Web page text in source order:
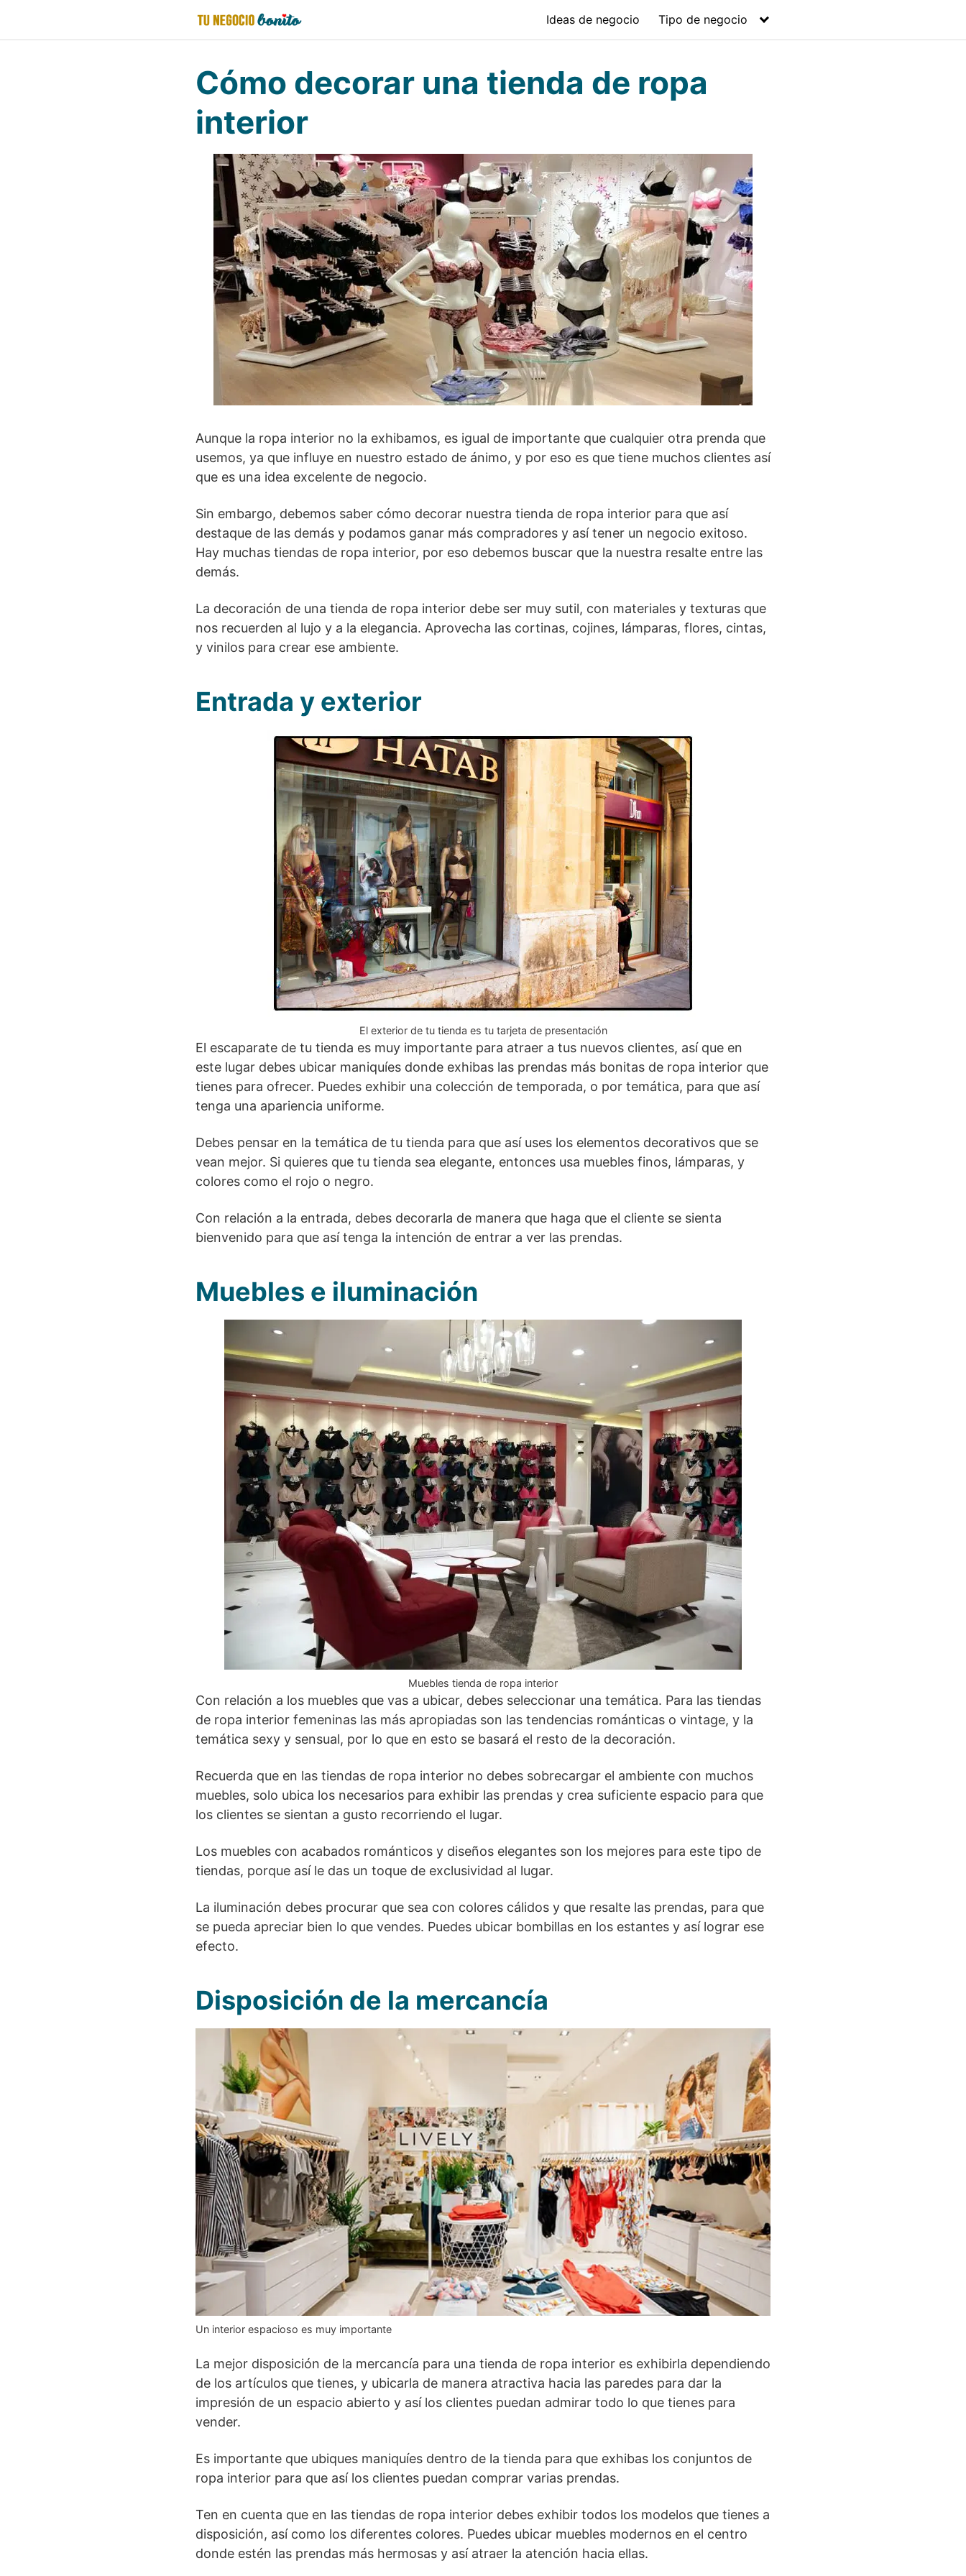
contenido
Ideas de negocio Tipo de negocio
Cómo decorar una tienda de ropa
interior
Aunque la ropa interior no la exhibamos, es igual de importante que cualquier otra prenda que
usemos, ya que influye en nuestro estado de ánimo, y por eso es que tiene muchos clientes así
que es una idea excelente de negocio.
Sin embargo, debemos saber cómo decorar nuestra tienda de ropa interior para que así
destaque de las demás y podamos ganar más compradores y así tener un negocio exitoso.
Hay muchas tiendas de ropa interior, por eso debemos buscar que la nuestra resalte entre las
demás.
La decoración de una tienda de ropa interior debe ser muy sutil, con materiales y texturas que
nos recuerden al lujo y a la elegancia. Aprovecha las cortinas, cojines, lámparas, flores, cintas,
y vinilos para crear ese ambiente.
Entrada y exterior
El exterior de tu tienda es tu tarjeta de presentación
El escaparate de tu tienda es muy importante para atraer a tus nuevos clientes, así que en
este lugar debes ubicar maniquíes donde exhibas las prendas más bonitas de ropa interior que
tienes para ofrecer. Puedes exhibir una colección de temporada, o por temática, para que así
tenga una apariencia uniforme.
Debes pensar en la temática de tu tienda para que así uses los elementos decorativos que se
vean mejor. Si quieres que tu tienda sea elegante, entonces usa muebles finos, lámparas, y
colores como el rojo o negro.
Con relación a la entrada, debes decorarla de manera que haga que el cliente se sienta
bienvenido para que así tenga la intención de entrar a ver las prendas.
Muebles e iluminación
Muebles tienda de ropa interior
Con relación a los muebles que vas a ubicar, debes seleccionar una temática. Para las tiendas
de ropa interior femeninas las más apropiadas son las tendencias románticas o vintage, y la
temática sexy y sensual, por lo que en esto se basará el resto de la decoración.
Recuerda que en las tiendas de ropa interior no debes sobrecargar el ambiente con muchos
muebles, solo ubica los necesarios para exhibir las prendas y crea suficiente espacio para que
los clientes se sientan a gusto recorriendo el lugar.
Los muebles con acabados románticos y diseños elegantes son los mejores para este tipo de
tiendas, porque así le das un toque de exclusividad al lugar.
La iluminación debes procurar que sea con colores cálidos y que resalte las prendas, para que
se pueda apreciar bien lo que vendes. Puedes ubicar bombillas en los estantes y así lograr ese
efecto.
Disposición de la mercancía
Un interior espacioso es muy importante
La mejor disposición de la mercancía para una tienda de ropa interior es exhibirla dependiendo
de los artículos que tienes, y ubicarla de manera atractiva hacia las paredes para dar la
impresión de un espacio abierto y así los clientes puedan admirar todo lo que tienes para
vender.
Es importante que ubiques maniquíes dentro de la tienda para que exhibas los conjuntos de
ropa interior para que así los clientes puedan comprar varias prendas.
Ten en cuenta que en las tiendas de ropa interior debes exhibir todos los modelos que tienes a
disposición, así como los diferentes colores. Puedes ubicar muebles modernos en el centro
donde estén las prendas más hermosas y así atraer la atención hacia ellas.